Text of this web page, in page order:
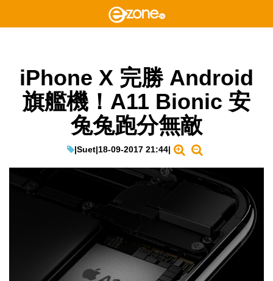
iPhone X 完勝 Android
旗艦機！A11 Bionic 安
兔兔跑分無敵
|Suet|18-09-2017 21:44|